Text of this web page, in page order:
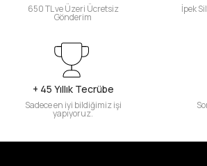
650 TL ve Üzeri Ücretsiz
Gönderim
İpek
+ 45 Yıllık Tecrübe
Sadece en iyi bildiğimiz işi
yapıyoruz.